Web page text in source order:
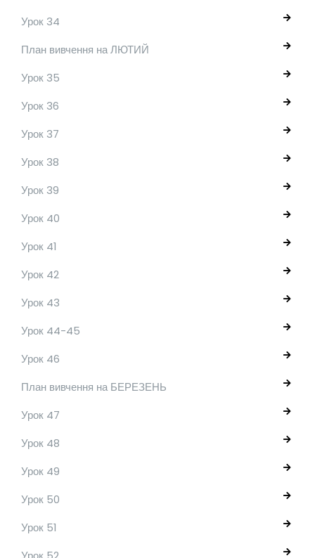
Урок 34
План вивчення на ЛЮТИЙ
Урок 35
Урок 36
Урок 37
Урок 38
Урок 39
Урок 40
Урок 41
Урок 42
Урок 43
Урок 44-45
Урок 46
План вивчення на БЕРЕЗЕНЬ
Урок 47
Урок 48
Урок 49
Урок 50
Урок 51